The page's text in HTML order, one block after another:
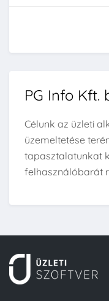
PG Info Kft.
Célunk az üzleti
üzemeltetése
tapasztalatunkat
felhasználóbarát